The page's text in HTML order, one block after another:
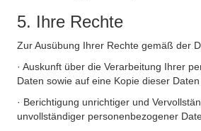
5. Ihre Rechte
Zur Ausübung Ihrer Rechte gemäß der
· Auskunft über die Verarbeitung Ihrer
Daten sowie auf eine Kopie dieser Daten
· Berichtigung unrichtiger und
unvollständiger personenbezogener